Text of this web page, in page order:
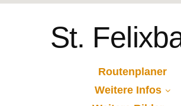
St.
Routenplaner
Weitere Infos